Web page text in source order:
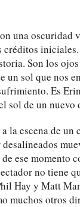
una oscuridad
créditos
Son los
un sol que nos
Es
sol de un
la escena de
ese momento
no tiene
Hay y Matt
muchos otros